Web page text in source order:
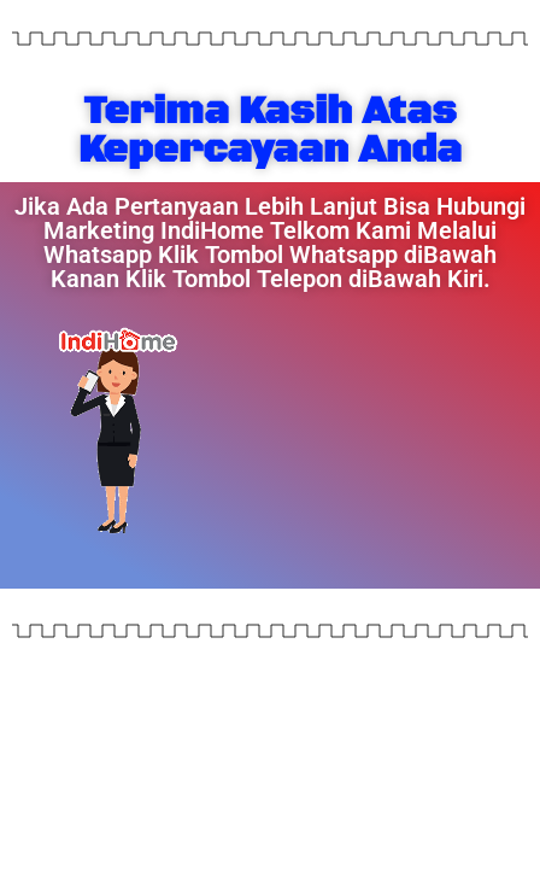
Terima Kasih Atas
Kepercayaan Anda
Jika Ada Pertanyaan Lebih Lanjut Bisa Hubungi
Marketing IndiHome Telkom Kami Melalui
Whatsapp Klik Tombol Whatsapp diBawah
Kanan Klik Tombol Telepon diBawah Kiri.